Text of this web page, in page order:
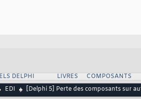
DELPHI LIVRES COMPOSANTS
EDI [Delphi 5] Perte des composants sur